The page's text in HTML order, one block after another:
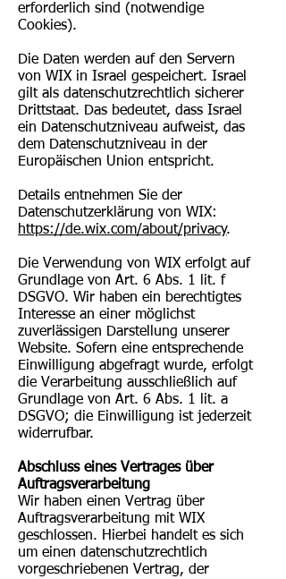
erforderlich sind (notwendige
Cookies).
Die Daten werden auf den Servern
von WIX in Israel gespeichert. Israel
gilt als datenschutzrechtlich sicherer
Drittstaat. Das bedeutet, dass Israel
ein Datenschutzniveau aufweist, das
dem Datenschutzniveau in der
Europäischen Union entspricht.
Details entnehmen Sie der
Datenschutzerklärung von WIX:
https://de.wix.com/about/privacy.
Die Verwendung von WIX erfolgt auf
Grundlage von Art. 6 Abs. 1 lit. f
DSGVO. Wir haben ein berechtigtes
Interesse an einer möglichst
zuverlässigen Darstellung unserer
Website. Sofern eine entsprechende
Einwilligung abgefragt wurde, erfolgt
die Verarbeitung ausschließlich auf
Grundlage von Art. 6 Abs. 1 lit. a
DSGVO; die Einwilligung ist jederzeit
widerrufbar.
Abschluss eines Vertrages über
Auftragsverarbeitung
Wir haben einen Vertrag über
Auftragsverarbeitung mit WIX
geschlossen. Hierbei handelt es sich
um einen datenschutzrechtlich
vorgeschriebenen Vertrag, der